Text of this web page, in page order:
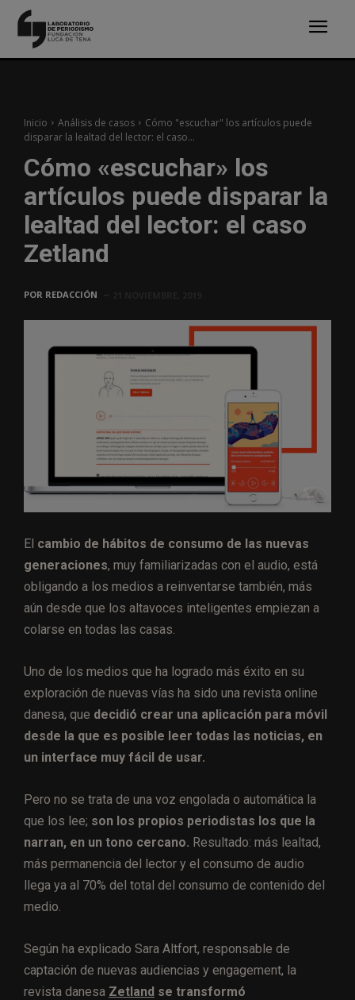
Inicio Análisis de casos
Cómo "escuchar" los artículos puede
disparar la lealtad del lector: el caso...
Cómo «escuchar» los
artículos puede disparar la
lealtad del lector: el caso
Zetland
POR REDACCIÓN
El cambio de hábitos de consumo de las nuevas
generaciones, muy familiarizadas con el audio, está
obligando a los medios a reinventarse también, más
aún desde que los altavoces inteligentes empiezan a
colarse en todas las casas.
Uno de los medios que ha logrado más éxito en su
exploración de nuevas vías ha sido una revista online
danesa, que decidió crear una aplicación para móvil
desde la que es posible leer todas las noticias, en
un interface muy fácil de usar.
Pero no se trata de una voz engolada o automática la
que los lee; son los propios periodistas los que la
narran, en un tono cercano. Resultado: más lealtad,
más permanencia del lector y el consumo de audio
llega ya al 70% del total del consumo de contenido del
medio.
Según ha explicado Sara Altfort, responsable de
captación de nuevas audiencias y engagement, la
revista danesa Zetland se transformó